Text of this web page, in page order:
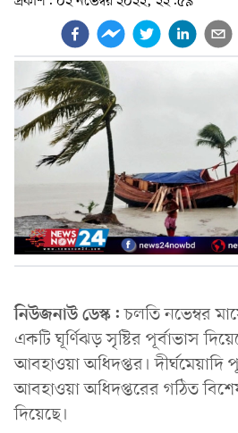
নিউজনাউ ডেস্ক:চলতি নভেম্বর
একটি ঘূর্ণিঝড় সৃষ্টির পূর্বাভাস
আবহাওয়া অধিদপ্তর। দীর্ঘমেয়াদি
আবহাওয়া অধিদপ্তরের গঠিত
দিয়েছে।